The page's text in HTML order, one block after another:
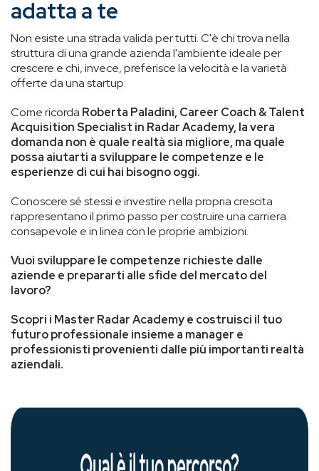
adatta a te
Non esiste una strada valida per tutti. C'è chi trova nella
struttura di una grande azienda l'ambiente ideale per
crescere e chi, invece, preferisce la velocità e la varietà
offerte da una startup.
Come ricorda Roberta Paladini, Career Coach & Talent
Acquisition Specialist in Radar Academy, la vera
domanda non è quale realtà sia migliore, ma quale
possa aiutarti a sviluppare le competenze e le
esperienze di cui hai bisogno oggi.
Conoscere sé stessi e investire nella propria crescita
rappresentano il primo passo per costruire una carriera
consapevole e in linea con le proprie ambizioni.
Vuoi sviluppare le competenze richieste dalle
aziende e prepararti alle sfide del mercato del
lavoro?
Scopri i Master Radar Academy e costruisci il tuo
futuro professionale insieme a manager e
professionisti provenienti dalle più importanti realtà
aziendali.